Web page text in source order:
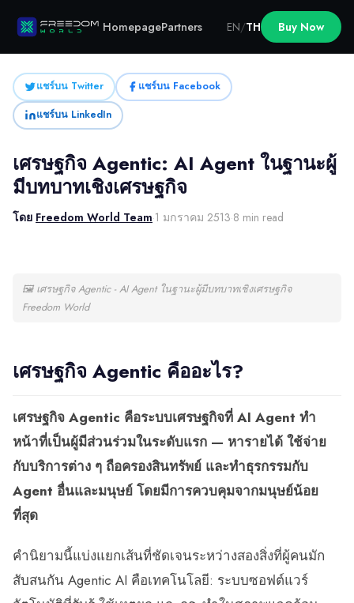
HomepagePartners EN/TH Buy Now
แชร์บน Twitter
แชร์บน Facebook
แชร์บน LinkedIn
เศรษฐกิจ Agentic: AI Agent ในฐานะผู้
มีบทบาทเชิงเศรษฐกิจ
โดย Freedom World Team·1 มกราคม 2513·8 min read
🖼 เศรษฐกิจ Agentic - AI Agent ในฐานะผู้มีบทบาทเชิงเศรษฐกิจ
Freedom World
เศรษฐกิจ Agentic คืออะไร?
เศรษฐกิจ Agentic คือระบบเศรษฐกิจที่ AI Agent ทำ
หน้าที่เป็นผู้มีส่วนร่วมในระดับแรก — หารายได้ ใช้จ่าย
กับบริการต่าง ๆ ถือครองสินทรัพย์ และทำธุรกรรมกับ
Agent อื่นและมนุษย์ โดยมีการควบคุมจากมนุษย์น้อย
ที่สุด
คำนิยามนี้แบ่งแยกเส้นที่ชัดเจนระหว่างสองสิ่งที่ผู้คนมัก
สับสนกัน Agentic AI คือเทคโนโลยี: ระบบซอฟต์แวร์